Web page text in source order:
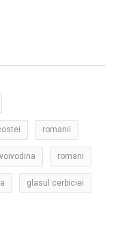
romanii
voivodina romani
glasul cerbiciei